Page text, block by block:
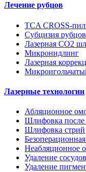
Лечение рубцов
TCA CROSS-
Субцизия рубцов
Лазерная СО2
Микронидлинг
Лазерная
Лазерные технологии
Абляционное
Шлифовка после
Шлифовка стрий
Неабляционное
Удаление сосудов
Удаление